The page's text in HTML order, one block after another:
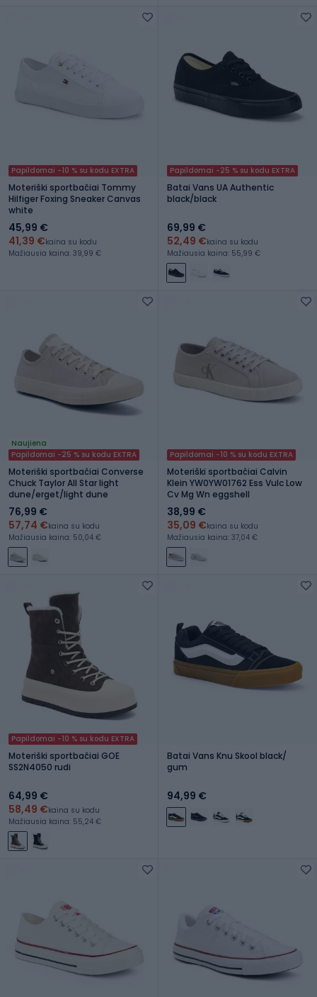
Papildomai -10 % su kodu EXTRA
Moteriški sportbačiai Tommy
Hilfiger Foxing Sneaker Canvas
white
45,99 €
41,39 €kaina su kodu
Mažiausia kaina: 39,99 €
Papildomai -25 % su kodu EXTRA
Batai Vans UA Authentic
black/black
69,99 €
52,49 €kaina su kodu
Mažiausia kaina: 55,99 €
Naujiena
Papildomai -25 % su kodu EXTRA
Moteriški sportbačiai Converse
Chuck Taylor All Star light
dune/erget/light dune
76,99 €
57,74 €kaina su kodu
Mažiausia kaina: 50,04 €
Papildomai -10 % su kodu EXTRA
Moteriški sportbačiai Calvin
Klein YW0YW01762 Ess Vulc Low
Cv Mg Wn eggshell
38,99 €
35,09 €kaina su kodu
Mažiausia kaina: 37,04 €
Papildomai -10 % su kodu EXTRA
Moteriški sportbačiai GOE
SS2N4050 rudi
64,99 €
58,49 €kaina su kodu
Mažiausia kaina: 55,24 €
Batai Vans Knu Skool black/
gum
94,99 €